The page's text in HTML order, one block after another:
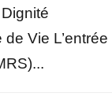
Vie L’entrée